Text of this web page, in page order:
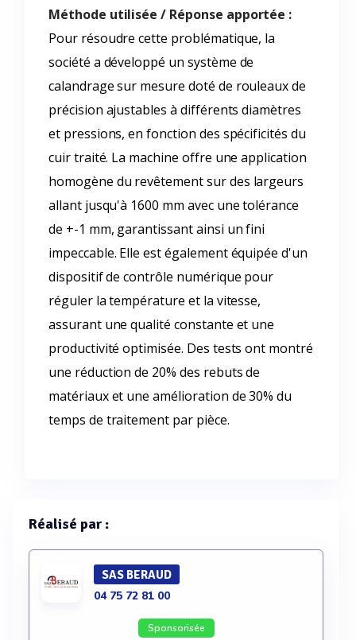
Méthode utilisée / Réponse apportée :
Pour résoudre cette problématique, la
société a développé un système de
calandrage sur mesure doté de rouleaux de
précision ajustables à différents diamètres
et pressions, en fonction des spécificités du
cuir traité. La machine offre une application
homogène du revêtement sur des largeurs
allant jusqu'à 1600 mm avec une tolérance
de +-1 mm, garantissant ainsi un fini
impeccable. Elle est également équipée d'un
dispositif de contrôle numérique pour
réguler la température et la vitesse,
assurant une qualité constante et une
productivité optimisée. Des tests ont montré
une réduction de 20% des rebuts de
matériaux et une amélioration de 30% du
temps de traitement par pièce.
Réalisé par :
SAS BERAUD
04 75 72 81 00
Sponsorisée